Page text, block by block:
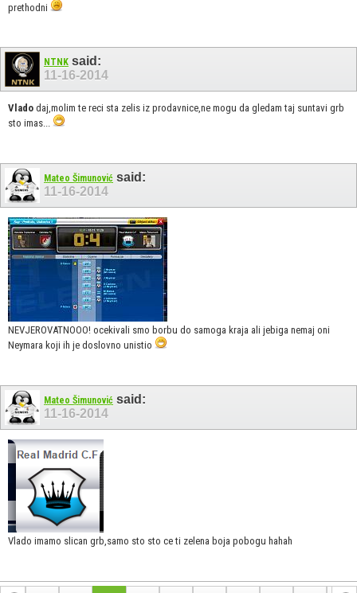
prethodni
NTNK said:
11-16-2014
Vlado daj,molim te reci sta zelis iz prodavnice,ne mogu da gledam taj suntavi grb
sto imas...
Mateo Šimunović said:
11-16-2014
NEVJEROVATNOOO! ocekivali smo borbu do samoga kraja ali jebiga nemaj oni
Neymara koji ih je doslovno unistio
Mateo Šimunović said:
11-16-2014
Vlado imamo slican grb,samo sto sto ce ti zelena boja pobogu hahah